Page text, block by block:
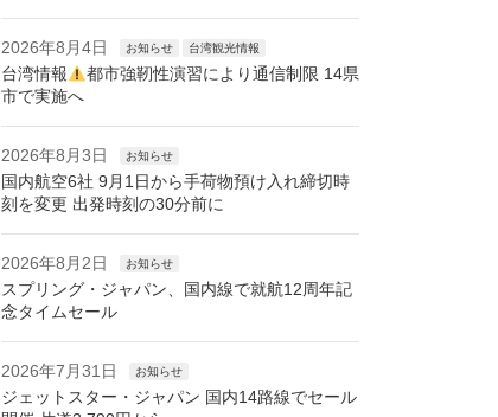
2026年8月4日 お知らせ 台湾観光情報
台湾情報
都市強靭性演習により通信制限 14県
市で実施へ
2026年8月3日 お知らせ
国内航空6社 9月1日から手荷物預け入れ締切時
刻を変更 出発時刻の30分前に
2026年8月2日 お知らせ
スプリング・ジャパン、国内線で就航12周年記
念タイムセール
2026年7月31日 お知らせ
ジェットスター・ジャパン 国内14路線でセール